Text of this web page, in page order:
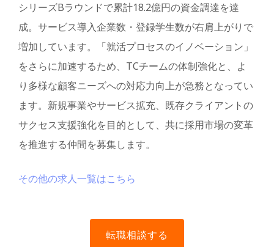
シリーズBラウンドで累計18.2億円の資金調達を達
成。サービス導入企業数・登録学生数が右肩上がりで
増加しています。「就活プロセスのイノベーション」
をさらに加速するため、TCチームの体制強化と、よ
り多様な顧客ニーズへの対応力向上が急務となってい
ます。新規事業やサービス拡充、既存クライアントの
サクセス支援強化を目的として、共に採用市場の変革
を推進する仲間を募集します。
その他の求人一覧はこちら